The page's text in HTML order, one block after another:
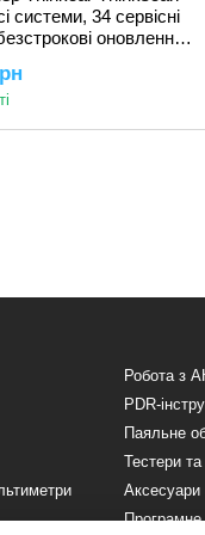
системи, 34 сервісні
оновлення,
Робота з
PDR-
Паяльне
Тестери
Аксесуари
Програмне